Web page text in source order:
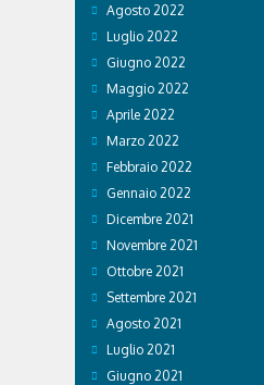
Agosto 2022
Luglio 2022
Giugno 2022
Maggio 2022
Aprile 2022
Marzo 2022
Febbraio 2022
Gennaio 2022
Dicembre 2021
Novembre 2021
Ottobre 2021
Settembre 2021
Agosto 2021
Luglio 2021
Giugno 2021